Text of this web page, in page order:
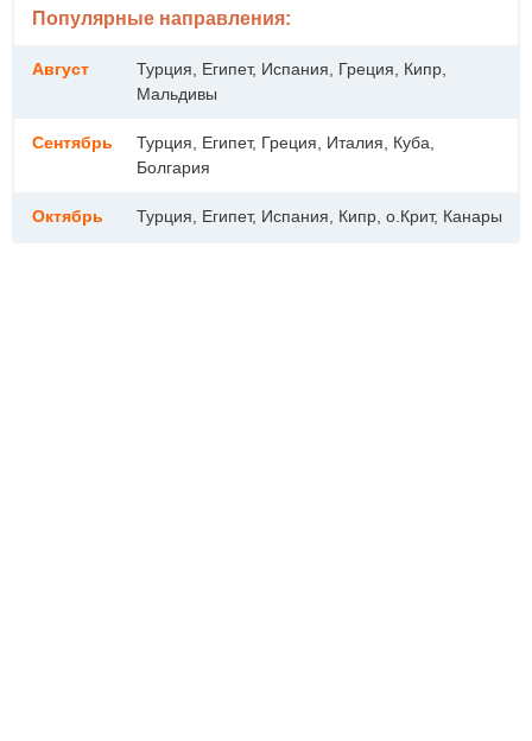
Популярные направления:
Август
Турция, Египет, Испания, Греция, Кипр,
Мальдивы
Сентябрь
Турция, Египет, Греция, Италия, Куба,
Болгария
Октябрь Турция, Египет, Испания, Кипр, о.Крит, Канары